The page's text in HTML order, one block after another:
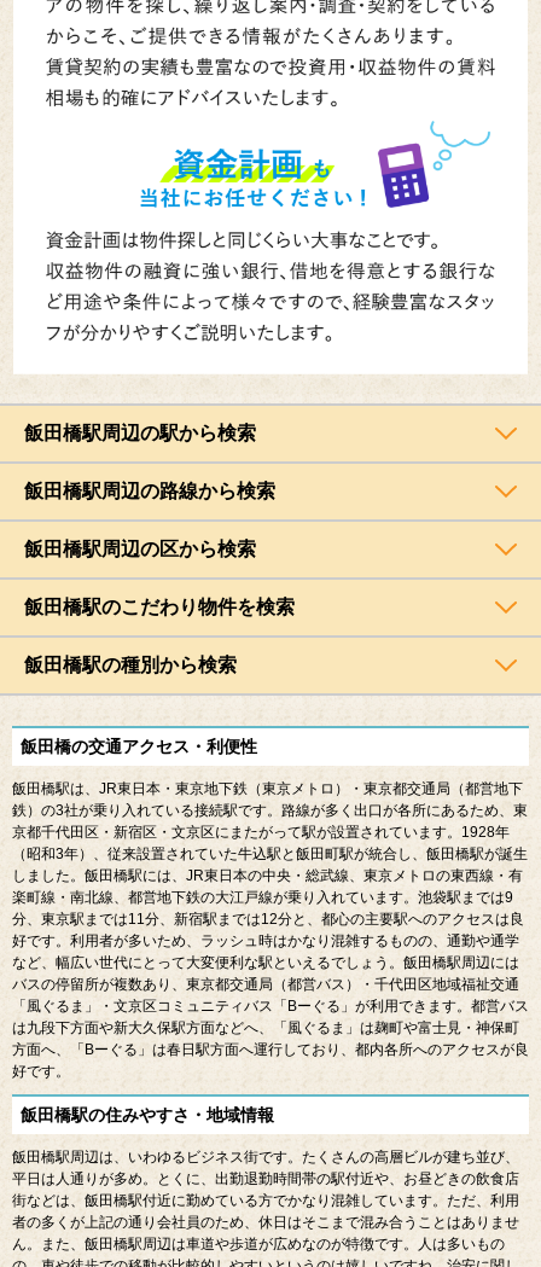
飯田橋駅周辺の駅から検索
飯田橋駅周辺の路線から検索
飯田橋駅周辺の区から検索
飯田橋駅のこだわり物件を検索
飯田橋駅の種別から検索
飯田橋の交通アクセス・利便性
飯田橋駅は、 JR東日本・東京地下鉄（東京メトロ）・東京都交通局（都営地下
鉄）の3社が乗り入れている接続駅です。路線が多く出口が各所にあるため、東
京都千代田区・新宿区・文京区にまたがって駅が設置されています。 1928年
（昭和3年）、従来設置されていた牛込駅と飯田町駅が統合し、飯田橋駅が誕生
しました。飯田橋駅には、 JR東日本の中央・総武線、東京メトロの東西線・有
楽町線・南北線、都営地下鉄の大江戸線が乗り入れています。池袋駅までは9
分、東京駅までは11分、新宿駅までは12分と、都心の主要駅へのアクセスは良
好です。利用者が多いため、ラッシュ時はかなり混雑するものの、通勤や通学
など、幅広い世代にとって大変便利な駅といえるでしょう。飯田橋駅周辺には
バスの停留所が複数あり、東京都交通局（都営バス）・千代田区地域福祉交通
「風ぐるま」・文京区コミュニティバス「 Bーぐる」が利用できます。都営バス
は九段下方面や新大久保駅方面などへ、「風ぐるま」は麹町や富士見・神保町
方面へ、「 Bーぐる」は春日駅方面へ運行しており、都内各所へのアクセスが良
好です。
飯田橋駅の住みやすさ・地域情報
飯田橋駅周辺は、いわゆるビジネス街です。たくさんの高層ビルが建ち並び、
平日は人通りが多め。とくに、出勤退勤時間帯の駅付近や、お昼どきの飲食店
街などは、飯田橋駅付近に勤めている方でかなり混雑しています。ただ、利用
者の多くが上記の通り会社員のため、休日はそこまで混み合うことはありませ
ん。また、飯田橋駅周辺は車道や歩道が広めなのが特徴です。人は多いもの